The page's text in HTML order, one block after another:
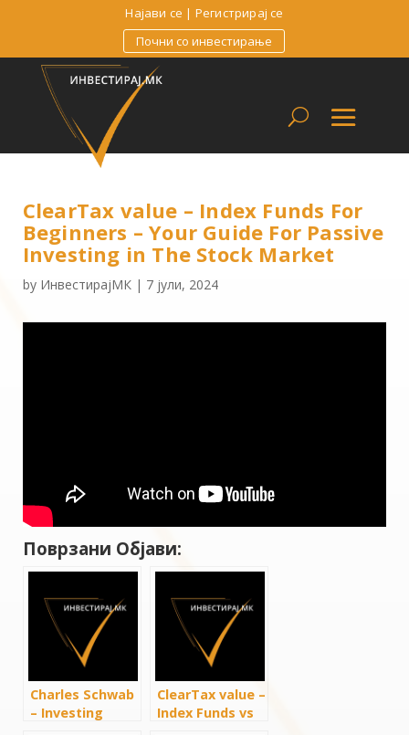
Најави се | Регистрирај се
Почни со инвестирање
ClearTax value – Index Funds For
Beginners – Your Guide For Passive
Investing in The Stock Market
by ИнвестирајМК| 7 јули, 2024
Поврзани Објави:
Charles Schwab
– Investing
ClearTax value –
Index Funds vs